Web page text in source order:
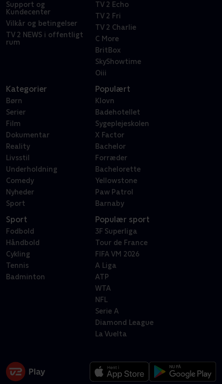
Support og
Kundecenter
Vilkår og betingelser
TV 2 NEWS i offentligt
rum
TV 2 Echo
TV 2 Fri
TV 2 Charlie
C More
BritBox
SkyShowtime
Oiii
Kategorier
Børn
Serier
Film
Dokumentar
Reality
Livsstil
Underholdning
Comedy
Nyheder
Sport
Populært
Klovn
Badehotellet
Sygeplejeskolen
X Factor
Bachelor
Forræder
Bachelorette
Yellowstone
Paw Patrol
Barnaby
Sport
Fodbold
Håndbold
Cykling
Tennis
Badminton
Populær sport
3F Superliga
Tour de France
FIFA VM 2026
A Liga
ATP
WTA
NFL
Serie A
Diamond League
La Vuelta